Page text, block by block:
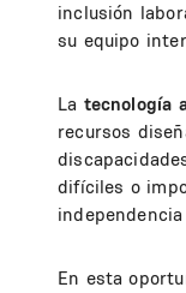
inclusión
su equipo
La tecnología
recursos
difíciles o
En esta